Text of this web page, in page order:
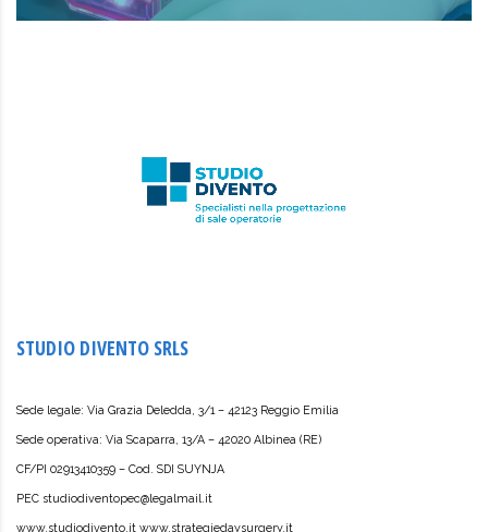
STUDIO DIVENTO SRLS
Sede legale: Via Grazia Deledda, 3/1 – 42123 Reggio Emilia
Sede operativa: Via Scaparra, 13/A – 42020 Albinea (RE)
CF/PI 02913410359 – Cod. SDI SUYNJA
PEC studiodiventopec@legalmail.it
www.studiodivento.it www.strategiedaysurgery.it